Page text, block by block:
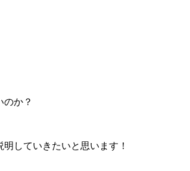
か？
していきたいと思います！